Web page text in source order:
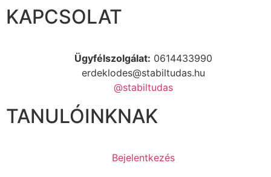
KAPCSOLAT
Ügyfélszolgálat: 0614433990
erdeklodes@stabiltudas.hu
@stabiltudas
TANULÓINKNAK
Bejelentkezés